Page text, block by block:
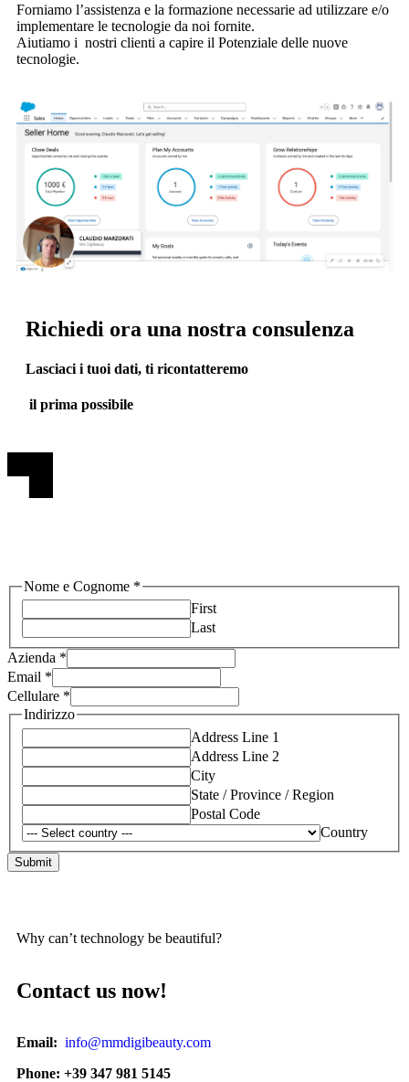
Forniamo l’assistenza e la formazione necessarie ad utilizzare e/o
implementare le tecnologie da noi fornite.
Aiutiamo i nostri clienti a capire il Potenziale delle nuove
tecnologie.
Richiedi ora una nostra consulenza
Lasciaci i tuoi dati, ti ricontatteremo
il prima possibile
Nome e Cognome *
First
Last
Azienda *
Email *
Cellulare *
Indirizzo
Address Line 1
Address Line 2
City
State / Province / Region
Postal Code
Country
Submit
Why can’t technology be beautiful?
Contact us now!
Email: info@mmdigibeauty.com
Phone: +39 347 981 5145